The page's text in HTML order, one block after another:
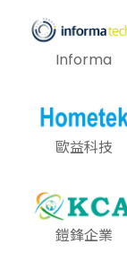
Informa
歐益科技
鎧鋒企業